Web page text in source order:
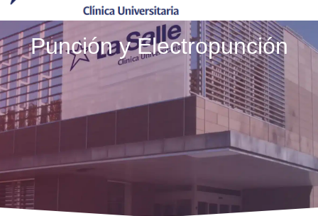
Punción y Electropunción